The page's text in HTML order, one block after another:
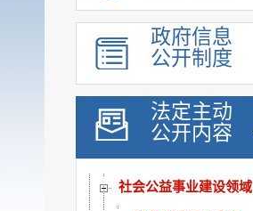
政府信息
公开制度
法定主动
公开内容
财政信息
政府采购
行政权力
公共服务
重点领域
公共资源配置
社会公益事业建设领域